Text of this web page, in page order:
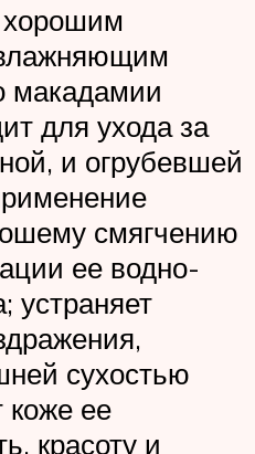
хорошим
макадамии
для ухода за
и огрубевшей
смягчению
ее водно-
устраняет
сухостью
коже ее
красоту и